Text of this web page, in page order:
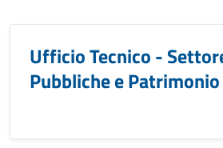
Ufficio Tecnico -
Pubbliche e Patrimonio